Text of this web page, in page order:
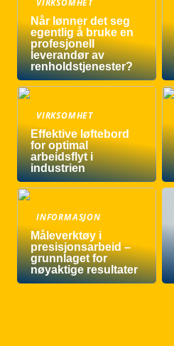
Når lønner det seg
egentlig å bruke en
profesjonell
leverandør av
renholdstjenester?
VIRKSOMHET
Effektive løftebord
for optimal
arbeidsflyt i
industrien
INFORMASJON
Måleverktøy i
presisjonsarbeid –
grunnlaget for
nøyaktige resultater